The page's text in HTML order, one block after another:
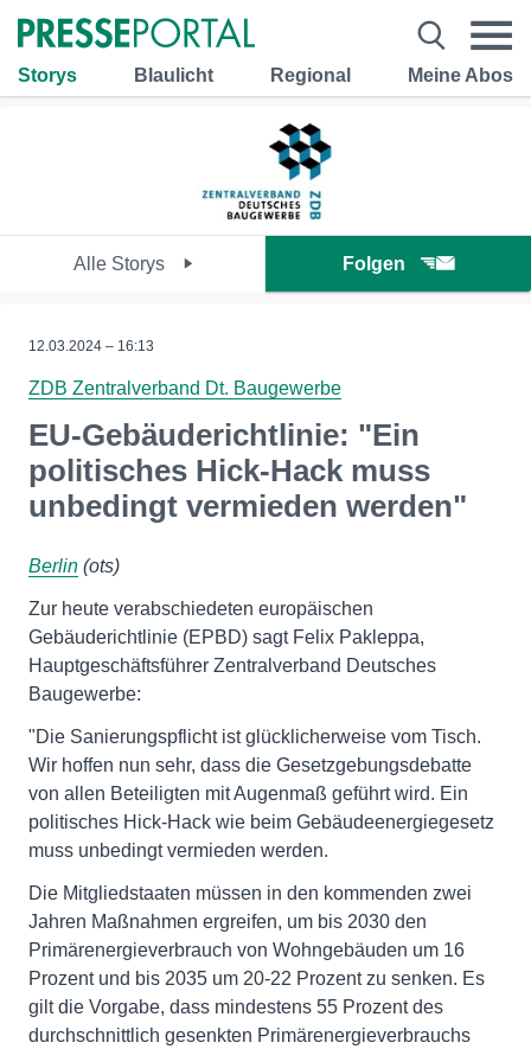
Storys Blaulicht Regional Meine Abos
Alle Storys Folgen
12.03.2024 – 16:13
ZDB Zentralverband Dt. Baugewerbe
EU-Gebäuderichtlinie: "Ein
politisches Hick-Hack muss
unbedingt vermieden werden"
Berlin (ots)
Zur heute verabschiedeten europäischen
Gebäuderichtlinie (EPBD) sagt Felix Pakleppa,
Hauptgeschäftsführer Zentralverband Deutsches
Baugewerbe:
"Die Sanierungspflicht ist glücklicherweise vom Tisch.
Wir hoffen nun sehr, dass die Gesetzgebungsdebatte
von allen Beteiligten mit Augenmaß geführt wird. Ein
politisches Hick-Hack wie beim Gebäudeenergiegesetz
muss unbedingt vermieden werden.
Die Mitgliedstaaten müssen in den kommenden zwei
Jahren Maßnahmen ergreifen, um bis 2030 den
Primärenergieverbrauch von Wohngebäuden um 16
Prozent und bis 2035 um 20-22 Prozent zu senken. Es
gilt die Vorgabe, dass mindestens 55 Prozent des
durchschnittlich gesenkten Primärenergieverbrauchs